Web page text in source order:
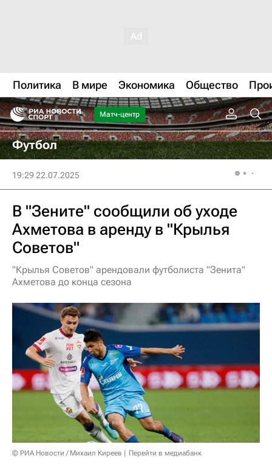
Политика В мире Экономика Общество
Матч-центр
Футбол
19:29 22.07.2025
В "Зените" сообщили об уходе
Ахметова в аренду в "Крылья
Советов"
"Крылья Советов" арендовали футболиста "Зенита"
Ахметова до конца сезона
© РИА Новости / Михаил Киреев Перейти в медиабанк